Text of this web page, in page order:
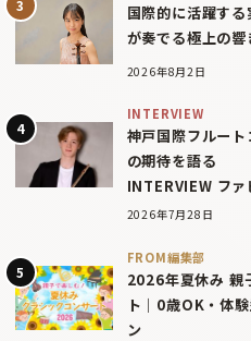
国際的に活躍す
が奏でる極上の響
2026年8月2日
INTERVIEW
神戸国際フルー
の期待を語る
INTERVIEW フ
2026年7月28日
FROM編集部
2026年夏休み 親
ト｜0歳OK・体
ン